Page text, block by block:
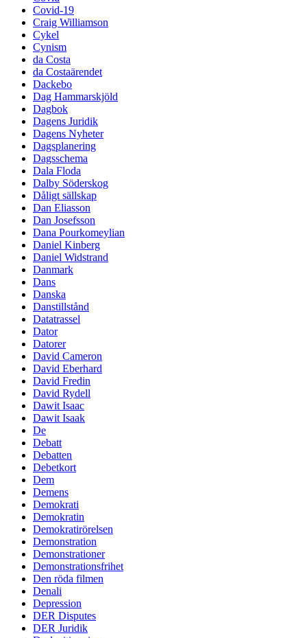
Covid-19
Craig Williamson
Cykel
Cynism
da Costa
da Costaärendet
Dackebo
Dag Hammarskjöld
Dagbok
Dagens Juridik
Dagens Nyheter
Dagsplanering
Dagsschema
Dala Floda
Dalby Söderskog
Dåligt sällskap
Dan Eliasson
Dan Josefsson
Dana Pourkomeylian
Daniel Kinberg
Daniel Widstrand
Danmark
Dans
Danska
Danstillstånd
Datatrassel
Dator
Datorer
David Cameron
David Eberhard
David Fredin
David Rydell
Dawit Isaac
Dawit Isaak
De
Debatt
Debatten
Debetkort
Dem
Demens
Demokrati
Demokratin
Demokratirörelsen
Demonstration
Demonstrationer
Demonstrationsfrihet
Den röda filmen
Denali
Depression
DER Disputes
DER Juridik